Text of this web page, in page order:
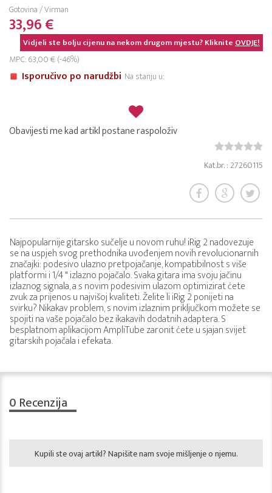
Gotovina / Virman
33,96 €
Vidjeli ste bolju cijenu na nekom drugom mjestu? KlikniteOVDJE!
MPC: 63,00 € (-46%)
Isporučivo po narudžbi Na stanju u:
Obavijesti me kad artikl postane raspoloživ
Kat.br. : 27260115
Najpopularnije gitarsko sučelje u novom ruhu! iRig 2 nadovezuje
se na uspjeh svog prethodnika uvođenjem novih revolucionarnih
značajki: podesivo ulazno pretpojačanje, kompatibilnost s više
platformi i 1/4 " izlazno pojačalo. Svaka gitara ima svoju jačinu
izlaznog signala, a s novim podesivim ulazom optimizirat ćete
zvuk za prijenos u najvišoj kvaliteti. Želite li iRig 2 ponijeti na
svirku? Nikakav problem, s novim izlaznim priključkom možete se
spojiti na vaše pojačalo bez ikakavih dodatnih adaptera. S
besplatnom aplikacijom AmpliTube zaronit ćete u sjajan svijet
gitarskih pojačala i efekata.
0 Recenzija
Kupili ste ovaj artikl? Napišite nam svoje mišljenje o njemu.